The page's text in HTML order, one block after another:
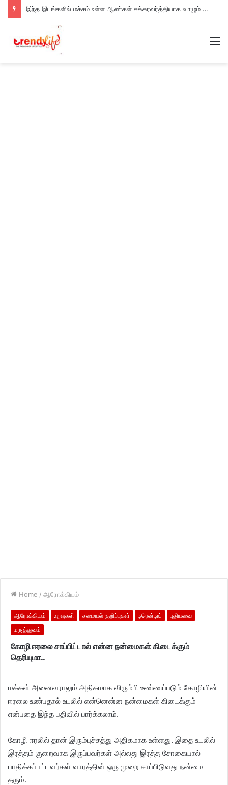
இந்த இடங்களில் மச்சம் உள்ள ஆண்கள் சக்கரவர்த்தியாக வாழும் அதிர்ஷ்டம் உள்ளவர்களாம் – உங்களுக்கு இருக்கா?
Home / ஆரோக்கியம்
ஆரோக்கியம் உறவுகள் சமையல் குறிப்புகள் டிரென்டிங்
புதியவை
மருத்துவம்
கோழி ஈரலை சாப்பிட்டால் என்ன நன்மைகள் கிடைக்கும்
தெரியுமா..
மக்கள் அனைவராலும் அதிகமாக விரும்பி உண்ணப்படும் கோழியின்
ஈரலை உண்பதால் உடலில் என்னென்ன நன்மைகள் கிடைக்கும்
என்பதை இந்த பதிவில் பார்க்கலாம்.
கோழி ஈரலில் தான் இரும்புச்சத்து அதிகமாக உள்ளது. இதை உடலில்
இரத்தம் குறைவாக இருப்பவர்கள் அல்லது இரத்த சோகையால்
பாதிக்கப்பட்டவர்கள் வாரத்தின் ஒரு முறை சாப்பிடுவது நன்மை
தரும்.